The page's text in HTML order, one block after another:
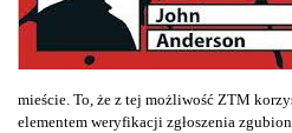
mieście. To, że z tej możliwość ZTM
elementem weryfikacji zgłoszenia